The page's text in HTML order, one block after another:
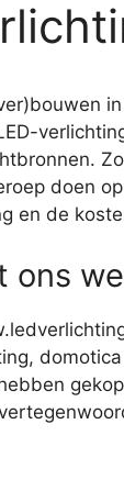
doen
en de
ons